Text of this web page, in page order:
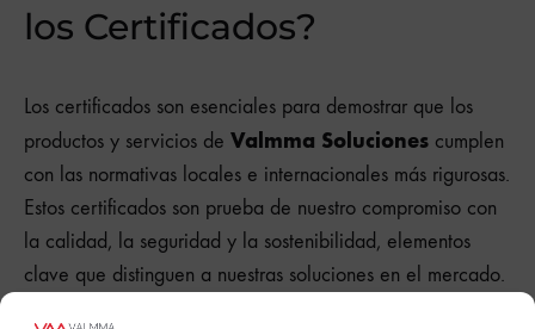
los Certificados?
Los certificados son esenciales para demostrar que los
productos y servicios de Valmma Soluciones cumplen
con las normativas locales e internacionales más rigurosas.
Estos certificados son prueba de nuestro compromiso con
la calidad, la seguridad y la sostenibilidad, elementos
clave que distinguen a nuestras soluciones en el mercado.